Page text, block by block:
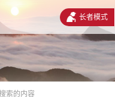
长者模式